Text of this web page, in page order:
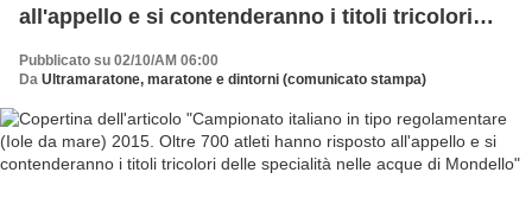
all'appello e si contenderanno i titoli tricolori
Pubblicato su 02/10/AM 06:00
Da Ultramaratone, maratone e dintorni (comunicato stampa)